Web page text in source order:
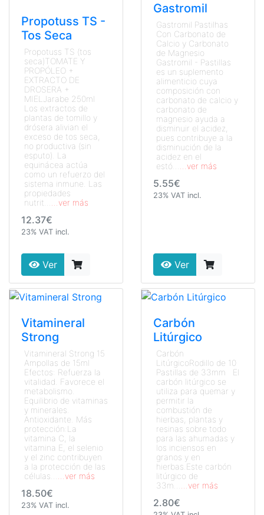
Propotuss TS -
Tos Seca
Propotuss TS (tos
seca)TOMATE Y
PROPÓLEO +
EXTRACTO DE
DROSERA +
MIELJarabe 250ml
Los extractos de
plantas de tomillo y
drósera alivian el
exceso de tos seca,
no productiva (sin
esputo). La
equinácea actúa
como un refuerzo del
sistema inmune. Las
propiedades
nutrit...
...ver más
12.37€
23% VAT incl.
Ver
Gastromil
Gastromil Pastilhas
Con Carbonato de
Calcio y Carbonato
de Magnesio
Gastromil - Pastillas
es un suplemento
alimenticio cuya
composición con
carbonato de calcio y
carbonato de
magnesio ayuda a
disminuir el acidez,
pues contribuye a la
disminución de la
acidez en el
estó...
...ver más
5.55€
23% VAT incl.
Ver
Vitamineral
Strong
Vitamineral Strong 15
Ampollas de 15ml
Efectos: Refuerza la
vitalidad. Favorece el
metabolismo.
Equilibrio de vitaminas
y minerales.
Antioxidante. Más
protección:La
vitamina C, la
vitamina E, el selenio
y el zinc contribuyen
a la protección de las
células...
...ver más
18.50€
23% VAT incl.
Carbón
Litúrgico
Carbón
LitúrgicoRodillo de 10
Pastillas de 33mm El
carbón litúrgico se
utiliza para quemar y
permitir la
combustión de
hierbas, plantas y
resinas sobre todo
para las ahumadas y
los inciensos en
granos y en
hierbas.Este carbón
litúrgico de
33m...
...ver más
2.80€